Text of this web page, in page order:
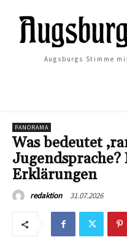
Augsburgs Stimme
PANORAMA
Was bedeutet
Erklärungen
redaktion 31.07.2026